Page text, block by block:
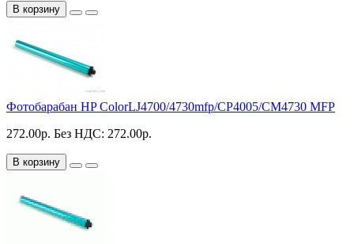
В корзину
Фотобарабан HP ColorLJ4700/4730mfp/CP4005/CM4730 MFP
272.00р. Без НДС: 272.00р.
В корзину